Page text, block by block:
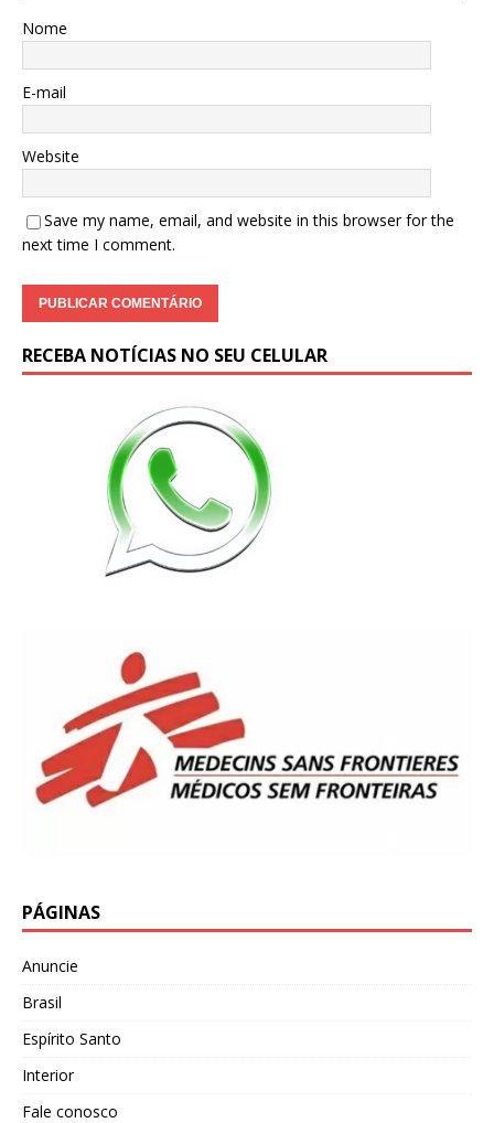
Nome
E-mail
Website
Save my name, email, and website in this browser for the
next time I comment.
RECEBA NOTÍCIAS NO SEU CELULAR
PÁGINAS
Anuncie
Brasil
Espírito Santo
Interior
Fale conosco